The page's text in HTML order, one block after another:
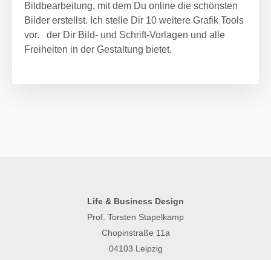
Bildbearbeitung, mit dem Du online die schönsten
Bilder erstellst. Ich stelle Dir 10 weitere Grafik Tools
vor. der Dir Bild- und Schrift-Vorlagen und alle
Freiheiten in der Gestaltung bietet.
Life & Business Design
Prof. Torsten Stapelkamp
Chopinstraße 11a
04103 Leipzig